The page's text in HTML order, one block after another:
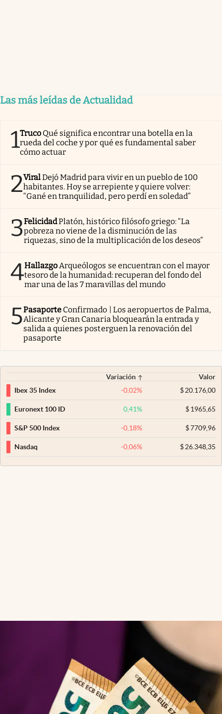
Las más leídas de Actualidad
1Truco Qué significa encontrar una botella en la
rueda del coche y por qué es fundamental saber
cómo actuar
2ViralDejó Madrid para vivir en un pueblo de 100
habitantes. Hoy se arrepiente y quiere volver:
“Gané en tranquilidad, pero perdí en soledad”
3FelicidadPlatón, histórico filósofo griego: “La
pobreza no viene de la disminución de las
riquezas, sino de la multiplicación de los deseos”
4Hallazgo Arqueólogos se encuentran con el mayor
tesoro de la humanidad: recuperan del fondo del
mar una de las 7 maravillas del mundo
5Pasaporte Confirmado | Los aeropuertos de Palma,
Alicante y Gran Canaria bloquearán la entrada y
salida a quienes posterguen la renovación del
pasaporte
Variación
Valor
Ibex 35 Index
-0,02% $20.176,00
Euronext 100 ID 0,41% $1965,65
S&P 500 Index -0,18% $7709,96
Nasdaq -0,06% $26.348,35